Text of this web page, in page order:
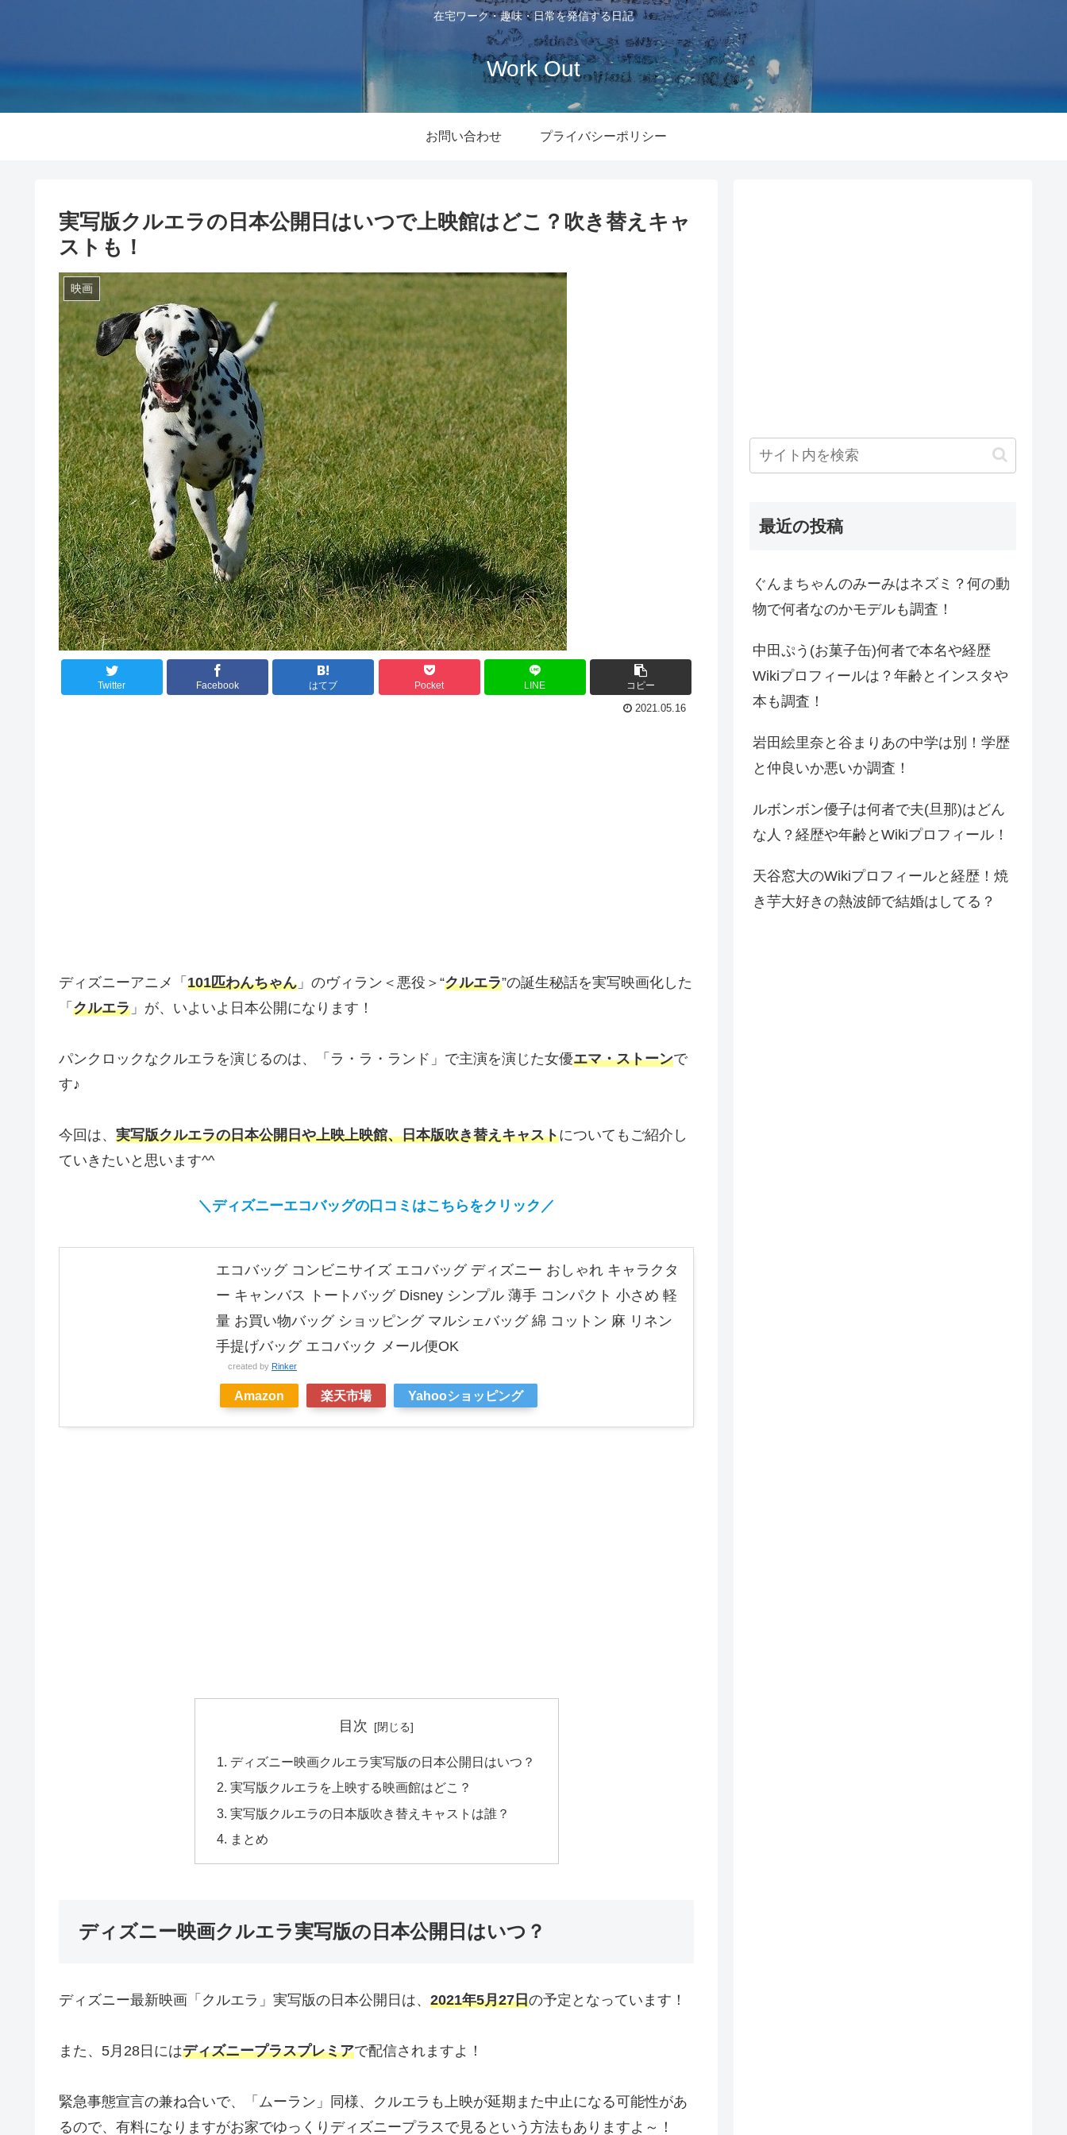
在宅ワーク・趣味・日常を発信する日記
Work Out
お問い合わせ プライバシーポリシー
実写版クルエラの日本公開日はいつで上映館はどこ？吹き替えキャ
ストも！
映画
Twitter Facebook はてブ Pocket LINE コピー
2021.05.16
ディズニーアニメ「 101匹わんちゃん 」のヴィラン＜悪役＞“クルエラ”の誕生秘話を実写映画化した
「 クルエラ 」が、いよいよ日本公開になります！
パンクロックなクルエラを演じるのは、「ラ・ラ・ランド」で主演を演じた女優エマ・ストーンで
す♪
今回は、 実写版クルエラの日本公開日や上映上映館、日本版吹き替えキャストについてもご紹介し
ていきたいと思います^^
＼ディズニーエコバッグの口コミはこちらをクリック ／
エコバッグ コンビニサイズ エコバッグ ディズニー おしゃれ キャラクタ
ー キャンバス トートバッグ Disney シンプル 薄手 コンパクト 小さめ 軽
量 お買い物バッグ ショッピング マルシェバッグ 綿 コットン 麻 リネン
手提げバッグ エコバック メール便OK
created by Rinker
Amazon 楽天市場 Yahooショッピング
目次
ディズニー映画クルエラ実写版の日本公開日はいつ？
実写版クルエラを上映する映画館はどこ？
実写版クルエラの日本版吹き替えキャストは誰？
まとめ
ディズニー映画クルエラ実写版の日本公開日はいつ？
ディズニー最新映画「クルエラ」実写版の日本公開日は、 2021年5月27日の予定となっています！
また、5月28日にはディズニープラスプレミアで配信されますよ！
緊急事態宣言の兼ね合いで、「ムーラン」同様、クルエラも上映が延期また中止になる可能性があ
るので、有料になりますがお家でゆっくりディズニープラスで見るという方法もありますよ～！
最近の投稿
ぐんまちゃんのみーみはネズミ？何の動
物で何者なのかモデルも調査！
中田ぷう(お菓子缶)何者で本名や経歴
Wikiプロフィールは？年齢とインスタや
本も調査！
岩田絵里奈と谷まりあの中学は別！学歴
と仲良いか悪いか調査！
ルボンボン優子は何者で夫(旦那)はどん
な人？経歴や年齢とWikiプロフィール！
天谷窓大のWikiプロフィールと経歴！焼
き芋大好きの熱波師で結婚はしてる？